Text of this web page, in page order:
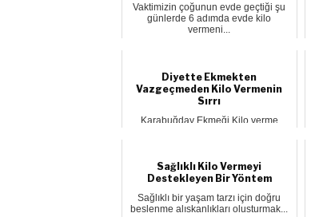
Vaktimizin çoğunun evde geçtiği şu
günlerde 6 adımda evde kilo
vermeni...
Diyette Ekmekten
Vazgeçmeden Kilo Vermenin
Sırrı
Karabuğday Ekmeği Kilo verme
Sağlıklı Kilo Vermeyi
Destekleyen Bir Yöntem
Sağlıklı bir yaşam tarzı için doğru
beslenme alışkanlıkları oluşturmak...